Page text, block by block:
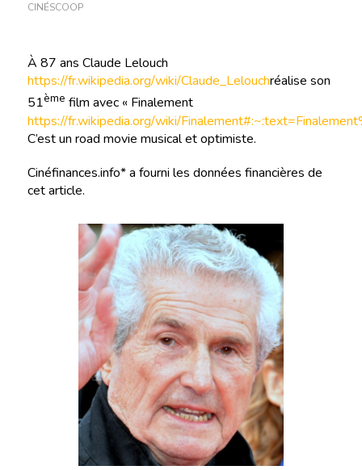
CINÉSCOOP
À 87 ans Claude Lelouch
https://fr.wikipedia.org/wiki/Claude_Lelouchréalise son
51ème film avec « Finalement
https://fr.wikipedia.org/wiki/
C’est un road movie musical et optimiste.
Cinéfinances.info* a fourni les données financières de
cet article.